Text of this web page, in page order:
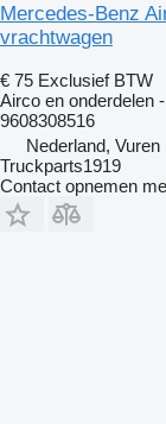
Mercedes-Benz
vrachtwagen
€ 75 Exclusief BTW
Airco en onderdelen
9608308516
Nederland, Vuren
Truckparts1919
Contact opnemen